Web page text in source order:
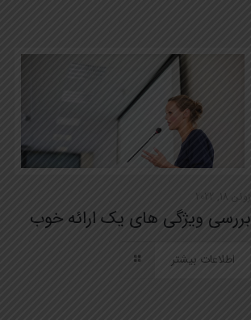
ژوئن 18, 2022
بررسی ویژگی های یک ارائه خوب
اطلاعات بیشتر